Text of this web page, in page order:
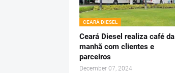
CEARÁ DIESEL
Ceará Diesel realiza café da
manhã com clientes e
parceiros
December 07, 2024